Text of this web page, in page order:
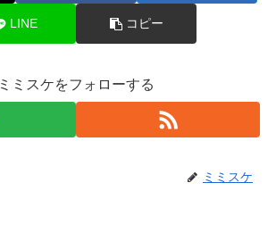
LINE コピー
ミミスケをフォローする
ミミスケ